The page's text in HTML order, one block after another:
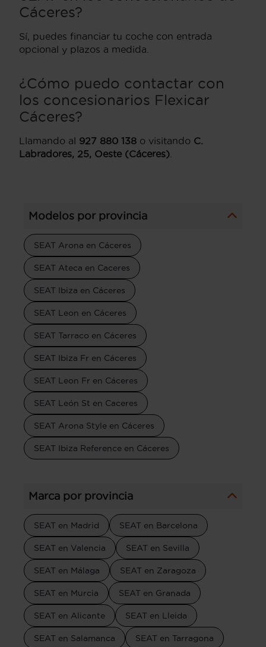
Cáceres?
Sí, puedes financiar tu coche con entrada
opcional y plazos a medida.
¿Cómo puedo contactar con
los concesionarios Flexicar
Cáceres?
Llamando al 927 880 138 o visitando C.
Labradores, 25, Oeste (Cáceres)
Modelos por provincia
SEAT Arona en Cáceres
SEAT Ateca en Caceres
SEAT Ibiza en Cáceres
SEAT Leon en Cáceres
SEAT Tarraco en Cáceres
SEAT Ibiza Fr en Cáceres
SEAT Leon Fr en Cáceres
SEAT León St en Caceres
SEAT Arona Style en Cáceres
SEAT Ibiza Reference en Cáceres
Marca por provincia
SEAT en Madrid SEAT en Barcelona
SEAT en Valencia SEAT en Sevilla
SEAT en Málaga SEAT en Zaragoza
SEAT en Murcia SEAT en Granada
SEAT en Alicante SEAT en Lleida
SEAT en Salamanca SEAT en Tarragona